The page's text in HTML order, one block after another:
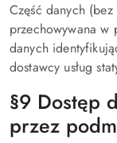
Część danych
przechowywana w
danych
dostawcy usług
§9 Dostęp
przez